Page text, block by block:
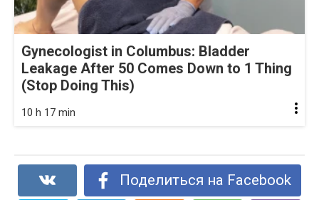
Gynecologist in Columbus: Bladder
Leakage After 50 Comes Down to 1 Thing
(Stop Doing This)
10 h 17 min
Поделиться на Facebook